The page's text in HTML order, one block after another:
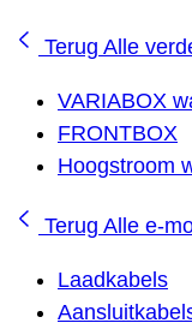
Terug Alle
VARIABOX
FRONTBOX
Hoogstroom
Terug Alle e-
Laadkabels